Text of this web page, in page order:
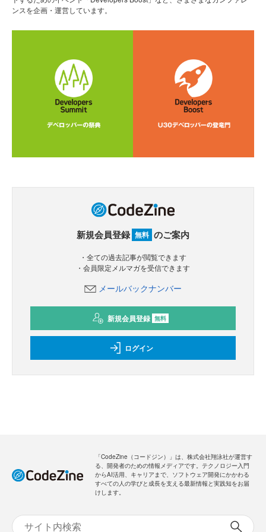
ンスを企画・運営しています。
新規会員登録 無料 のご案内
・全ての過去記事が閲覧できます
・会員限定メルマガを受信できます
メールバックナンバー
新規会員登録 無料
ログイン
「CodeZine（コードジン）」は、株式会社翔泳社が運営す
る、開発者のための情報メディアです。テクノロジー入門
からAI活用、キャリアまで、ソフトウェア開発にかかわる
すべての人の学びと成長を支える最新情報と実践知をお届
けします。